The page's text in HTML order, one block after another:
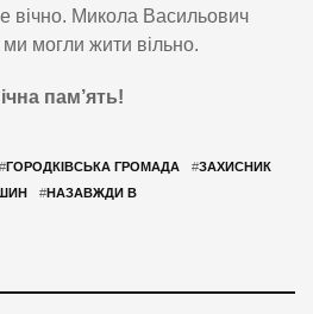
вічно. Микола Васильович
могли жити вільно.
пам’ять!
#ГОРОДКІВСЬКА ГРОМАДА #ЗАХИСНИК
#НАЗАВЖДИ В